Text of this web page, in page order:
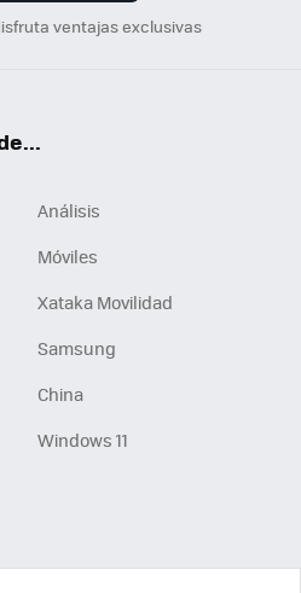
ventajas exclusivas
Análisis
Móviles
Xataka Movilidad
Samsung
China
Windows 11